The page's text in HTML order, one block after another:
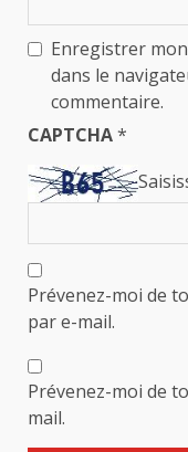
Enregistrer
dans le
commentaire.
CAPTCHA*
Prévenez-moi de
par e-mail.
Prévenez-moi de
mail.